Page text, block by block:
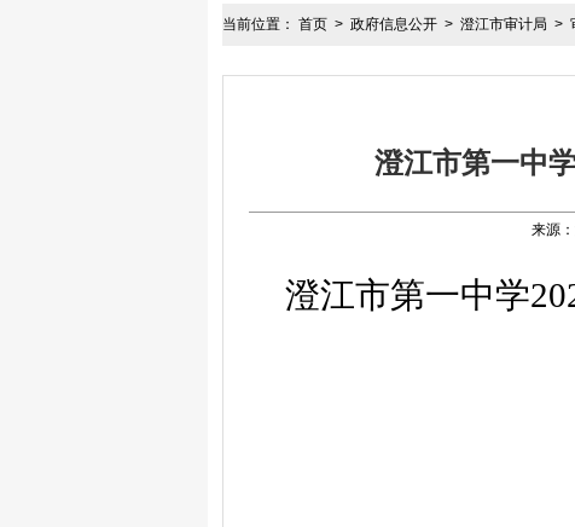
当前位置： 首页> 政府信息公开> 澄江市审计局 >
澄江市第一中
来源
澄江市第一中学